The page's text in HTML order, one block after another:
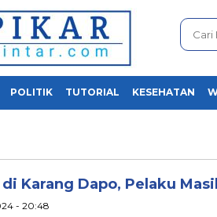
POLITIK TUTORIAL KESEHATAN
Karang Dapo, Pelaku
- 20:48